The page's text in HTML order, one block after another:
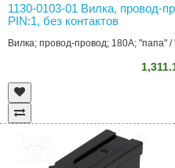
1130-0103-01 Вилка, провод-
PIN:1, без контактов
Вилка; провод-провод; 180A; "папа" /